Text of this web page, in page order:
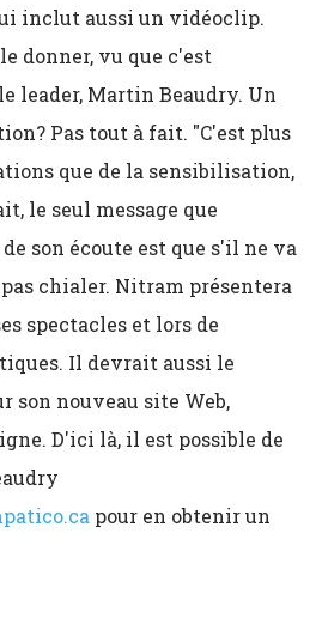
inclut aussi un vidéoclip.
donner, vu que c'est
leader, Martin Beaudry. Un
Pas tout à fait. "C'est plus
que de la sensibilisation,
le seul message que
son écoute est que s'il ne va
chialer. Nitram présentera
spectacles et lors de
Il devrait aussi le
son nouveau site Web,
D'ici là, il est possible de
pour en obtenir un